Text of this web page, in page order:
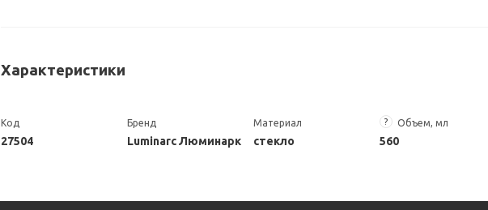
Характеристики
Код
27504
Бренд
Luminarc Люминарк
Материал
стекло
? Объем, мл
560